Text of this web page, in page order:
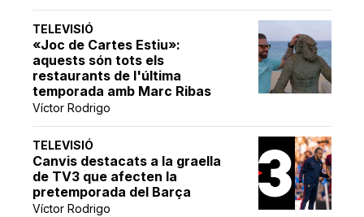
TELEVISIÓ
«Joc de Cartes Estiu»:
aquests són tots els
restaurants de l'última
temporada amb Marc Ribas
Víctor Rodrigo
TELEVISIÓ
Canvis destacats a la graella
de TV3 que afecten la
pretemporada del Barça
Víctor Rodrigo